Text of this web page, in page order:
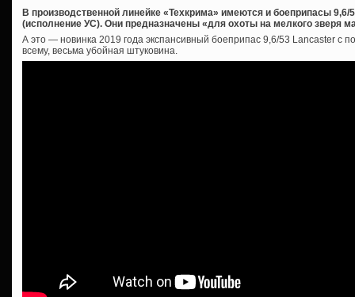
В производственной линейке «Техкрима» имеются и боеприпасы
(исполнение УС). Они предназначены «для охоты на мелкого зверя
А это — новинка 2019 года экспансивный боеприпас 9,6/53 Lancaster с
всему, весьма убойная штуковина.